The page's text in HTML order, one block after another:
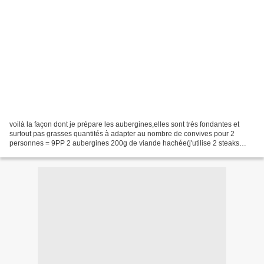
voilà la façon dont je prépare les aubergines,elles sont très fondantes et
surtout pas grasses quantités à adapter au nombre de convives pour 2
personnes = 9PP 2 aubergines 200g de viande hachée(j'utilise 2 steaks